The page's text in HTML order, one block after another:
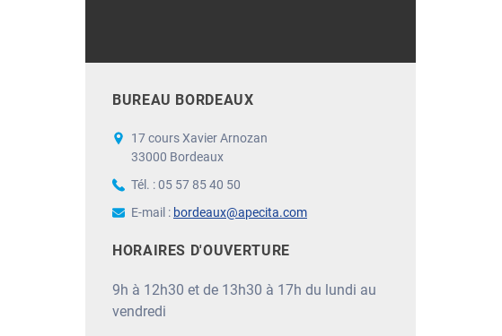
BUREAU BORDEAUX
17 cours Xavier Arnozan
33000 Bordeaux
Tél. : 05 57 85 40 50
E-mail : bordeaux@apecita.com
HORAIRES D'OUVERTURE
9h à 12h30 et de 13h30 à 17h du lundi au
vendredi